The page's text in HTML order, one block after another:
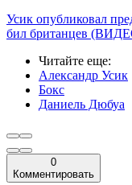
Усик опубликовал
бил британцев
Читайте еще:
Александр Усик
Бокс
Даниель Дюбуа
0
Комментировать